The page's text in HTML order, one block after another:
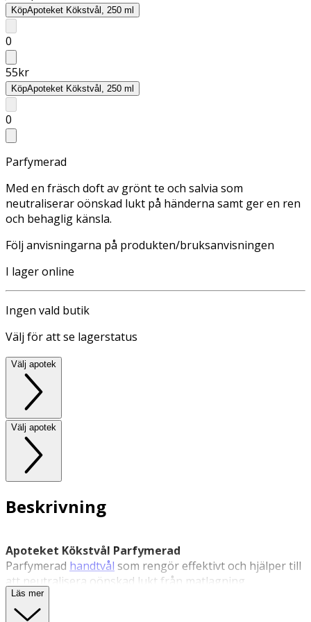
KöpApoteket Kökstvål, 250 ml
0
55kr
KöpApoteket Kökstvål, 250 ml
0
Parfymerad
Med en fräsch doft av grönt te och salvia som
neutraliserar oönskad lukt på händerna samt ger en ren
och behaglig känsla.
Följ anvisningarna på produkten/bruksanvisningen
I lager online
Ingen vald butik
Välj för att se lagerstatus
Välj apotek
Välj apotek
Beskrivning
Apoteket Kökstvål Parfymerad
Parfymerad handtvål som rengör effektivt och hjälper till
att neutralisera oönskad lukt från matlagning.
Apoteket Kökstvål är en handtvål anpassad för
Läs mer